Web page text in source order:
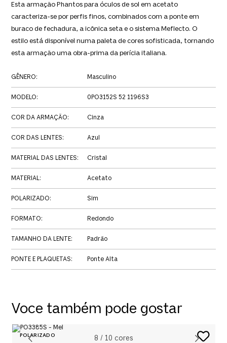
Esta armação Phantos para óculos de sol em acetato
caracteriza-se por perfis finos, combinados com a ponte em
buraco de fechadura, a icônica seta e o sistema Meflecto. O
estilo está disponível numa paleta de cores sofisticada, tornando
esta armação uma obra-prima da perícia italiana.
GÊNERO: Masculino
MODELO: 0PO3152S 52 1196S3
COR DA ARMAÇÃO: Cinza
COR DAS LENTES: Azul
MATERIAL DAS LENTES: Cristal
MATERIAL: Acetato
POLARIZADO: Sim
FORMATO: Redondo
TAMANHO DA LENTE: Padrão
PONTE E PLAQUETAS: Ponte Alta
Voce também pode gostar
8 / 10 cores